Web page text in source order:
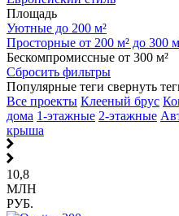
Площадь
Уютные до 200 м²
Просторные от 200 м² до 300
Бескомпромиссные от 300 м²
Сбросить фильтры
Популярные теги свернуть
Все проекты Клееный брус
дома 1-этажные 2-этажные
крыша
10,8
МЛН
РУБ.